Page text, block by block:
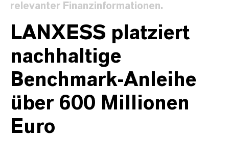
relevanter Finanzinformationen.
LANXESS platziert
nachhaltige
Benchmark-Anleihe
über 600 Millionen
Euro